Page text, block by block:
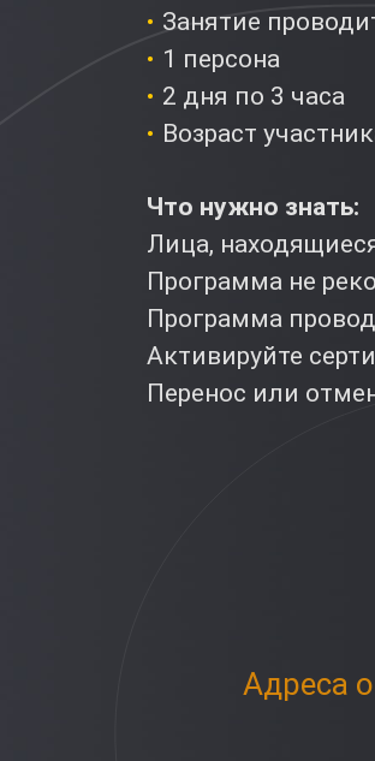
Занятие
1 персона
2 дня по 3 часа
Возраст
Что нужно знать:
Лица,
Программа не
Программа
Активируйте
Перенос или
Адреса